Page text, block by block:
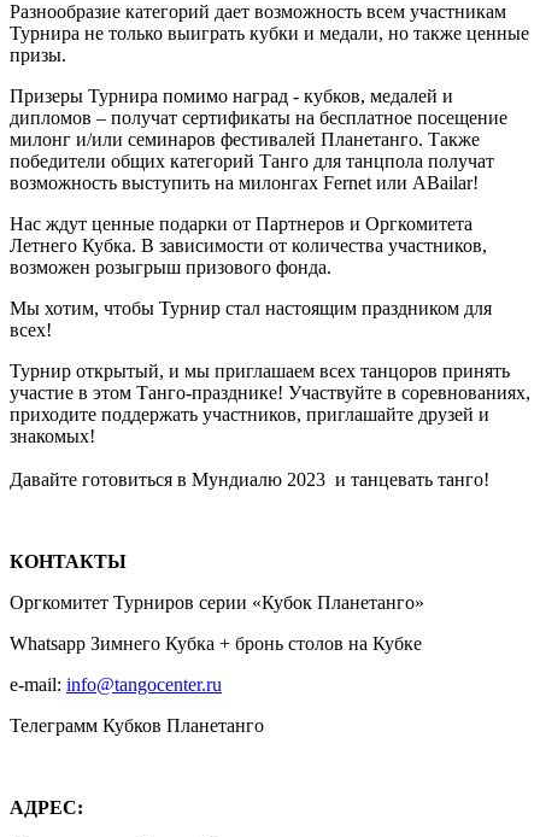
Разнообразие категорий дает возможность всем участникам
Турнира не только выиграть кубки и медали, но также ценные
призы.
Призеры Турнира помимо наград - кубков, медалей и
дипломов – получат сертификаты на бесплатное посещение
милонг и/или семинаров фестивалей Планетанго. Также
победители общих категорий Танго для танцпола получат
возможность выступить на милонгах Fernet или ABailar!
Нас ждут ценные подарки от Партнеров и Оргкомитета
Летнего Кубка. В зависимости от количества участников,
возможен розыгрыш призового фонда.
Мы хотим, чтобы Турнир стал настоящим праздником для
всех!
Турнир открытый, и мы приглашаем всех танцоров принять
участие в этом Танго-празднике! Участвуйте в соревнованиях,
приходите поддержать участников, приглашайте друзей и
знакомых!
Давайте готовиться в Мундиалю 2023 и танцевать танго!
КОНТАКТЫ
Оргкомитет Турниров серии «Кубок Планетанго»
Whatsapp Зимнего Кубка + бронь столов на Кубке
e-mail: info@tangocenter.ru
Телеграмм Кубков Планетанго
АДРЕС: